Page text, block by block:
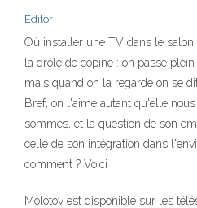
Editor
Où installer une TV dans le salon
la drôle de copine : on passe
mais quand on la regarde on se
Bref, on l'aime autant qu'elle
sommes, et la question de son
celle de son intégration dans
comment ? Voici
Molotov est disponible sur les